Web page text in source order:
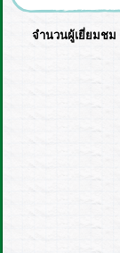
จำนวนผู้เยี่ยมชม